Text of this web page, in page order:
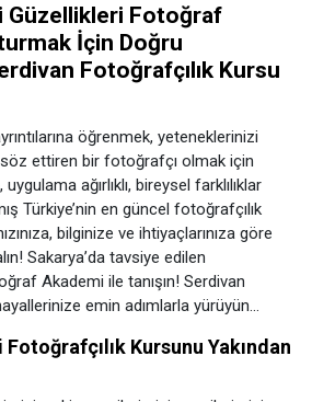
Güzellikleri Fotoğraf
İçin Doğru
Fotoğrafçılık Kursu
öğrenmek, yeteneklerinizi
ettiren bir fotoğrafçı olmak için
ağırlıklı, bireysel farklılıklar
Türkiye’nin en güncel fotoğrafçılık
bilginize ve ihtiyaçlarınıza göre
Sakarya’da tavsiye edilen
Akademi ile tanışın! Serdivan
emin adımlarla yürüyün…
Kursunu Yakından